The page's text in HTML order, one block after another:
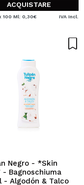
ACQUISTARE
100 Ml: 0,30€ IVA Incl.
Negro - *Skin
- Bagnoschiuma
- Algodón & Talco